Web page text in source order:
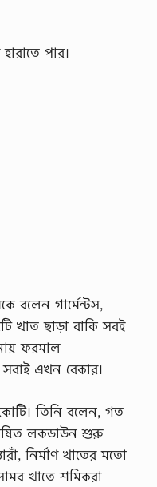
পার।
বলেন গার্মেন্টস,
খাত ছাড়া বাকি সবই
ফরমাল
এখন বেকার।
তিনি বলেন, গত
লকডাউন শুরু
নির্মাণ খাতের মতাে
খাতে শমিকরা